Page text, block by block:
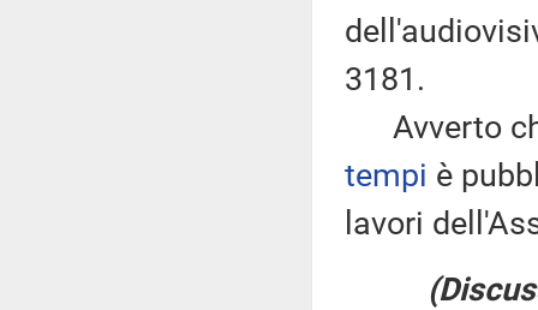
3181.
Avverto
tempi è
lavori